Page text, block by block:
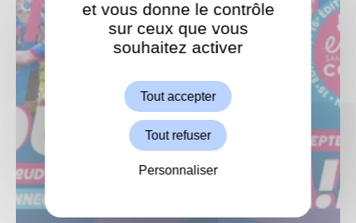
ShareThis est désactivé.
et vous donne le contrôle
sur ceux que vous
souhaitez activer
Tout accepter
Tout refuser
Personnaliser